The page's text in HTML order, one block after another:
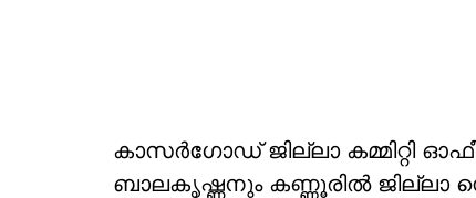
കാസര്‍ഗോഡ് ജില്ലാ കമ്മിറ്റി
ബാലകൃഷ്ണനും കണ്ണൂരില്‍ ജില്ലാ